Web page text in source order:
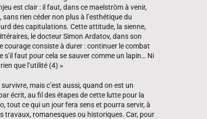
est clair : il faut, dans ce maelström à venir,
rien céder non plus à l’esthétique du
des capitulations. Cette attitude, la sienne,
le docteur Simon Ardatov, dans son
courage consiste à durer : continuer le combat
faut pour cela se sauver comme un lapin… Ni
que l’utilité (4) »
mais c’est aussi, quand on est un
écrit, au fil des étapes de cette lutte pour la
tout ce qui un jour fera sens et pourra servir, à
travaux, romanesques ou historiques. Car, pour